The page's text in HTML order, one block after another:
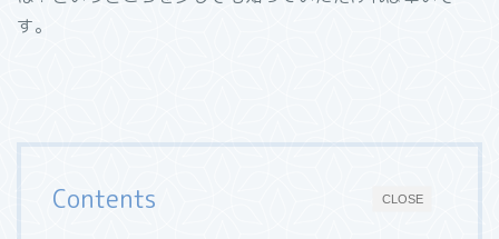
す。
CLOSE
Contents